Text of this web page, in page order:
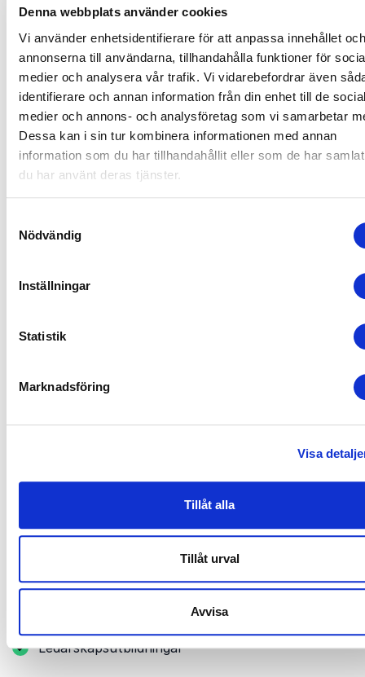
Denna webbplats använder cookies
Vi använder enhetsidentifierare för att anpassa innehållet och
annonserna till användarna, tillhandahålla funktioner för
medier och analysera vår trafik. Vi vidarebefordrar även
identifierare och annan information från din enhet till de
medier och annons- och analysföretag som vi samarbetar
Dessa kan i sin tur kombinera informationen med annan
information som du har tillhandahållit eller som de har
du har använt deras tjänster.
Nödvändig
Inställningar
Statistik
Marknadsföring
Visa
Tillåt alla
Tillåt urval
Avvisa
särskilt relevant i ledarskapssituationer där osäkerhet
komplexitet är närvarande.
Torkild Sköld
erbjuder
verktyg för personligt ledarskap, motivation och
Hans innehåll är direkt tillämpbart och passar
vill utveckla sin förmåga att ta ansvar och driva sitt
framåt.
Lena Lid Falkmanbidrar med kunskap inom retorik,
kommunikation och ledarskap. Hon visar hur
nå fram med sitt budskap och skapa förtroende i olika
utveckling och faktabaserad förståelse av världen.
föreläsningar ger studenter ett bredare sammanhang
förmåga.
självledarskap och att våga ta plats. Hennes perspektiv
och sin förmåga att agera i nya situationer.
studentledarskapskonferens kan kombinera olika
organisation.
Andra relevanta tillfällen
Nätverksträffar för studentledare
Karriärdagar
Ledarskapsutbildningar